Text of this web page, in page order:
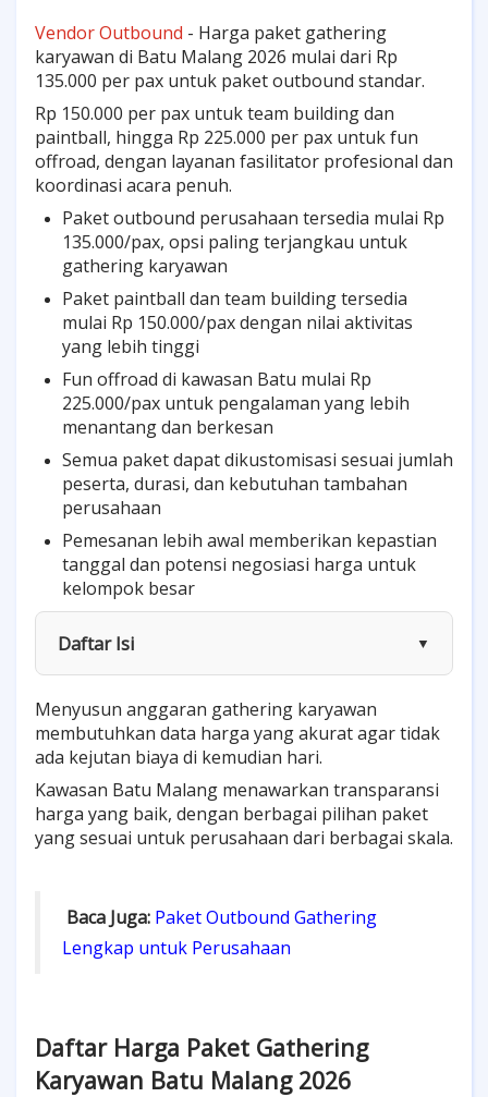
Vendor Outbound - Harga paket gathering
karyawan di Batu Malang 2026 mulai dari Rp
135.000 per pax untuk paket outbound standar.
Rp 150.000 per pax untuk team building dan
paintball, hingga Rp 225.000 per pax untuk fun
offroad, dengan layanan fasilitator profesional dan
koordinasi acara penuh.
Paket outbound perusahaan tersedia mulai Rp
135.000/pax, opsi paling terjangkau untuk
gathering karyawan
Paket paintball dan team building tersedia
mulai Rp 150.000/pax dengan nilai aktivitas
yang lebih tinggi
Fun offroad di kawasan Batu mulai Rp
225.000/pax untuk pengalaman yang lebih
menantang dan berkesan
Semua paket dapat dikustomisasi sesuai jumlah
peserta, durasi, dan kebutuhan tambahan
perusahaan
Pemesanan lebih awal memberikan kepastian
tanggal dan potensi negosiasi harga untuk
kelompok besar
Daftar Isi ▼
Menyusun anggaran gathering karyawan
membutuhkan data harga yang akurat agar tidak
ada kejutan biaya di kemudian hari.
Kawasan Batu Malang menawarkan transparansi
harga yang baik, dengan berbagai pilihan paket
yang sesuai untuk perusahaan dari berbagai skala.
Baca Juga: Paket Outbound Gathering
Lengkap untuk Perusahaan
Daftar Harga Paket Gathering
Karyawan Batu Malang 2026